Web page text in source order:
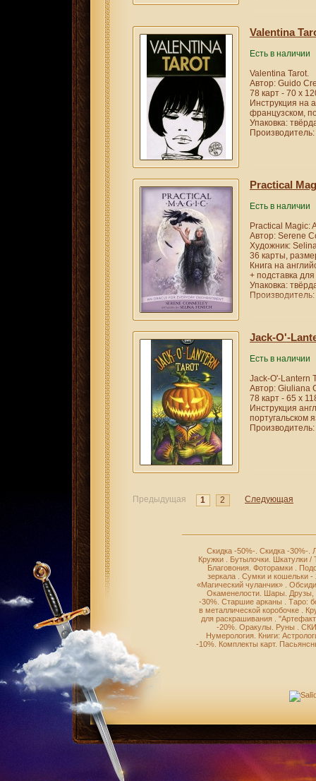
Valentina
Есть в наличии
Valentina Tarot.
Автор: Guido
78 карт - 70 х
Инструкция на
французском,
Упаковка:
Practical
Есть в наличии
Practical Magic:
Автор: Serene
Художник:
36 карты,
Книга на
+ подставка
Упаковка:
Jack-O'-
Есть в наличии
Jack-O'-Lantern
Автор: Giuliana
78 карт - 65 х
Инструкция
португальском
Предыдущая 1 2 Следующая
Скидка -50%- Скидка -30%-
Кружки
Бутылочки. Шкатулки /
Благовония. Фоторамки
зеркала
Сумки и кошельки -
«Магический чуланчик»
Окаменелости Шары
-30%. Старшие арканы
Таро:
в металлической коробочке
для раскрашивания
-20% Оракулы Руны
Нумерология. Книги:
-10% Комплекты карт.